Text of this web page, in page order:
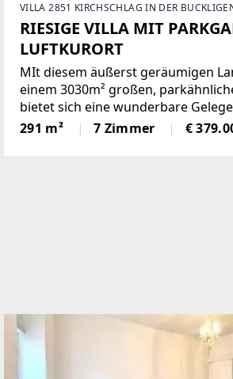
VILLA 2851 KIRCHSCHLAG IN DER
RIESIGE VILLA MIT
LUFTKURORT
MIt diesem äußerst geräumigen
einem 3030m² großen,
bietet sich eine wunderbare
einmaliges Domizil in der beliebten
Krumbach zu schaffen!Das 1972 in
291 m² 7 Zimmer €